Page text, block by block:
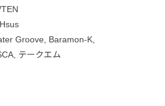
Groove, Baramon-K,
テークエム